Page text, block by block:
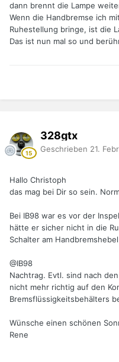
dann brennt die Lampe
Wenn die Handbremse ich
Ruhestellung bringe, ist die
Das ist nun mal so und
328gtx
Geschrieben 21.
Hallo Christoph
das mag bei Dir so sein.
Bei IB98 war es vor der
hätte er sicher nicht in die
Schalter am
@IB98
Nachtrag. Evtl. sind nach
nicht mehr richtig auf den
Bremsflüssigkeitsbehälters
Wünsche einen schönen
Rene